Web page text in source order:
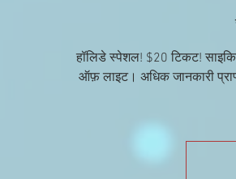
हॉलिडे स्पेशल! $20 टिकट!
ऑफ़ लाइट। अधिक जानकारी